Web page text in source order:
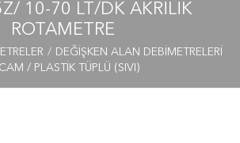
10-70 LT/DK AKRILIK
ROTAMETRE
DEĞİŞKEN ALAN DEBİMETRELERİ
CAM / PLASTİK TÜPLÜ (SIVI)